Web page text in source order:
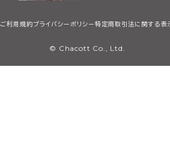
ご利用規約プライバシーポリシー特定商取引法に関する表
© Chacott Co., Ltd.